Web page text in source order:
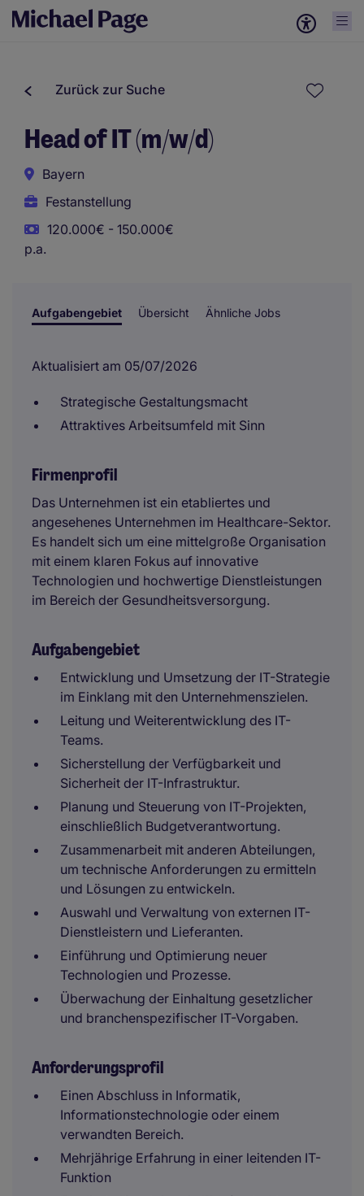
Zurück zur Suche
Head of IT (m/w/d)
Bayern
Festanstellung
120.000€ - 150.000€
p.a.
Aufgabengebiet Übersicht Ähnliche Jobs
Aktualisiert am 05/07/2026
Strategische Gestaltungsmacht
Attraktives Arbeitsumfeld mit Sinn
Firmenprofil
Das Unternehmen ist ein etabliertes und
angesehenes Unternehmen im Healthcare-Sektor.
Es handelt sich um eine mittelgroße Organisation
mit einem klaren Fokus auf innovative
Technologien und hochwertige Dienstleistungen
im Bereich der Gesundheitsversorgung.
Aufgabengebiet
Entwicklung und Umsetzung der IT-Strategie
im Einklang mit den Unternehmenszielen.
Leitung und Weiterentwicklung des IT-
Teams.
Sicherstellung der Verfügbarkeit und
Sicherheit der IT-Infrastruktur.
Planung und Steuerung von IT-Projekten,
einschließlich Budgetverantwortung.
Zusammenarbeit mit anderen Abteilungen,
um technische Anforderungen zu ermitteln
und Lösungen zu entwickeln.
Auswahl und Verwaltung von externen IT-
Dienstleistern und Lieferanten.
Einführung und Optimierung neuer
Technologien und Prozesse.
Überwachung der Einhaltung gesetzlicher
und branchenspezifischer IT-Vorgaben.
Anforderungsprofil
Einen Abschluss in Informatik,
Informationstechnologie oder einem
verwandten Bereich.
Mehrjährige Erfahrung in einer leitenden IT-
Funktion